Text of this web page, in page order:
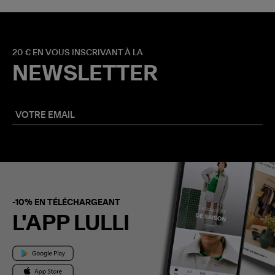
20 € EN VOUS INSCRIVANT À LA
NEWSLETTER
-10% EN TÉLÉCHARGEANT
L'APP LULLI